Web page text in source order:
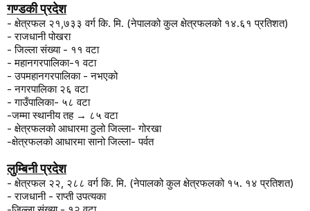
गण्डकी प्रदेश
- क्षेत्रफल २१,७३३ वर्ग कि. मि. (नेपालको कुल क्षेत्रफलको १४.६१ प्रतिशत)
- राजधानी पोखरा
- जिल्ला संख्या - ११ वटा
- महानगरपालिका-१ वटा
- उपमहानगरपालिका - नभएको
- नगरपालिका २६ वटा
- गाउँपालिका- ५८ वटा
-जम्मा स्थानीय तह → ८५ वटा
- क्षेत्रफलको आधारमा ठुलो जिल्ला- गोरखा
-क्षेत्रफलको आधारमा सानो जिल्ला- पर्वत
लुम्बिनी प्रदेश
- क्षेत्रफल २२, २८८ वर्ग कि. मि. (नेपालको कुल क्षेत्रफलको १५. १४ प्रतिशत)
-राजधानी - राप्ती उपत्यका